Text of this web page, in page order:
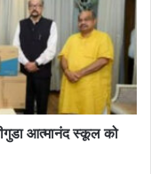
के कई वरिष्ठ अधिकारी
इंश्योरेंस)
आत्मानंद स्कूल को